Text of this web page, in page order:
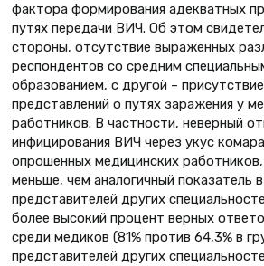
фактора формирования адекватных
путях передачи ВИЧ. Об этом
стороны, отсутствие выраженных
респондентов со средним
образованием, с другой –
представлений о путях заражения у
работников. В частности, неверный
инфицирования ВИЧ через укус
опрошенных медицинских
меньше, чем аналогичный показатель в
представителей других
более высокий процент верных
среди медиков (81% против 64,3% в
представителей других